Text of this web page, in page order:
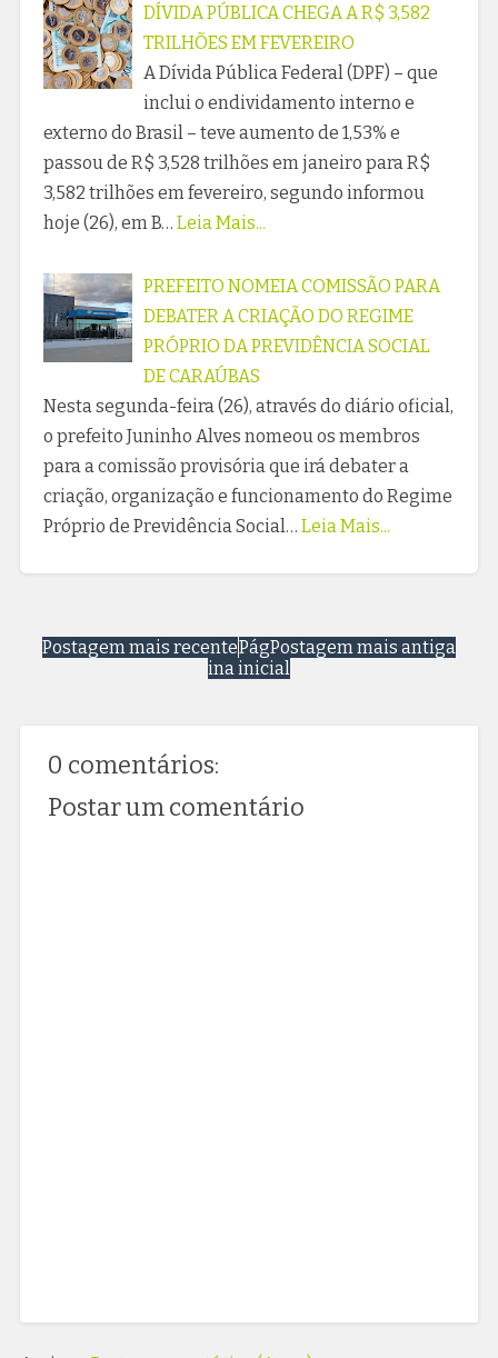
DÍVIDA PÚBLICA CHEGA A R$ 3,582
TRILHÕES EM FEVEREIRO
A Dívida Pública Federal (DPF) – que
inclui o endividamento interno e
externo do Brasil – teve aumento de 1,53% e
passou de R$ 3,528 trilhões em janeiro para R$
3,582 trilhões em fevereiro, segundo informou
hoje (26), em B… Leia Mais...
PREFEITO NOMEIA COMISSÃO PARA
DEBATER A CRIAÇÃO DO REGIME
PRÓPRIO DA PREVIDÊNCIA SOCIAL
DE CARAÚBAS
Nesta segunda-feira (26), através do diário oficial,
o prefeito Juninho Alves nomeou os membros
para a comissão provisória que irá debater a
criação, organização e funcionamento do Regime
Próprio de Previdência Social… Leia Mais...
Postagem mais recente Postagem mais antiga
Pág
ina inicial
0 comentários:
Postar um comentário